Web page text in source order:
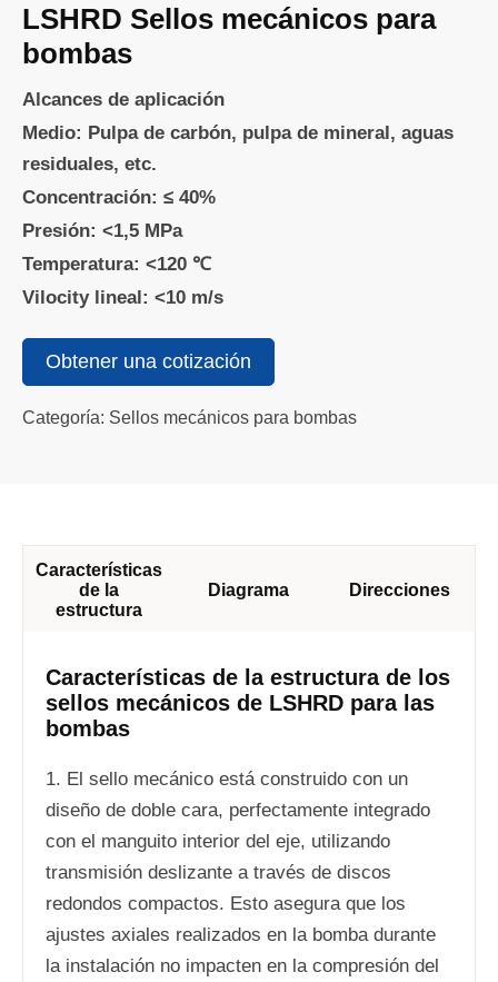
LSHRD Sellos mecánicos para
bombas
Alcances de aplicación
Medio: Pulpa de carbón, pulpa de mineral, aguas
residuales, etc.
Concentración: ≤ 40%
Presión: <1,5 MPa
Temperatura: <120 ℃
Vilocity lineal: <10 m/s
Obtener una cotización
Categoría: Sellos mecánicos para bombas
Características
de la
estructura
Diagrama Direcciones
Características de la estructura de los
sellos mecánicos de LSHRD para las
bombas
1. El sello mecánico está construido con un
diseño de doble cara, perfectamente integrado
con el manguito interior del eje, utilizando
transmisión deslizante a través de discos
redondos compactos. Esto asegura que los
ajustes axiales realizados en la bomba durante
la instalación no impacten en la compresión del